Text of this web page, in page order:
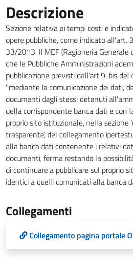
Descrizione
Sezione relativa ai tempi costi e
opere pubbliche, come indicato all'art.
33/2013. Il MEF (Ragioneria Generale
che le Pubbliche Amministrazioni
pubblicazione previsti dall'art.9-bis del
"mediante la comunicazione dei dati,
documenti dagli stessi detenuti
della corrispondente banca dati e con
proprio sito istituzionale, nella sezione
trasparente’, del collegamento
alla banca dati contenente i relativi
documenti, ferma restando la
di continuare a pubblicare sul proprio
identici a quelli comunicati alla banca
Collegamenti
Collegamento pagina portale